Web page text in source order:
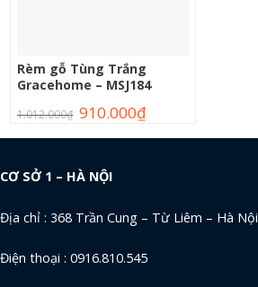
Rèm gỗ Tùng Trắng
Gracehome – MSJ184
1.012.000₫ 910.000₫
CƠ SỞ 1 – HÀ NỘI
Địa chỉ : 368 Trần Cung – Từ Liêm – Hà Nội
Điện thoại : 0916.810.545